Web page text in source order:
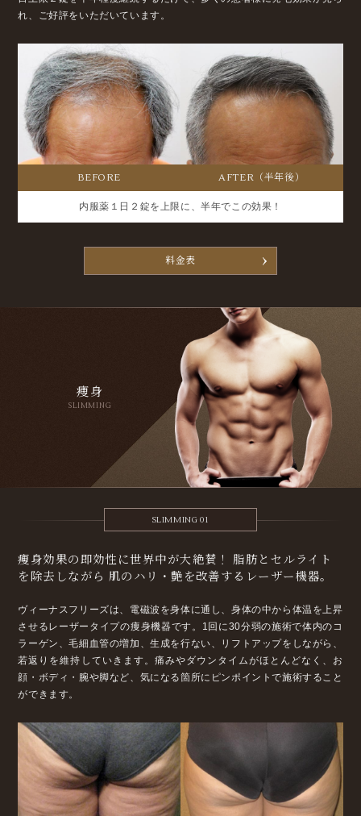
れ、ご好評をいただいています。
BEFORE AFTER（半年後）
内服薬１日２錠を上限に、半年でこの効果！
料金表
痩身
SLIMMING
SLIMMING 01
痩身効果の即効性に世界中が大絶賛！
脂肪とセルライト
を除去しながら 肌のハリ・艶を改善するレーザー機器。
ヴィーナスフリーズは、電磁波を身体に通し、身体の中から体温を上昇
させるレーザータイプの痩身機器です。1回に30分弱の施術で体内のコ
ラーゲン、毛細血管の増加、生成を行ない、リフトアップをしながら、
若返りを維持していきます。 痛みやダウンタイムがほとんどなく、お
顔・ボディ・腕や脚など、気になる箇所にピンポイントで施術すること
ができます。